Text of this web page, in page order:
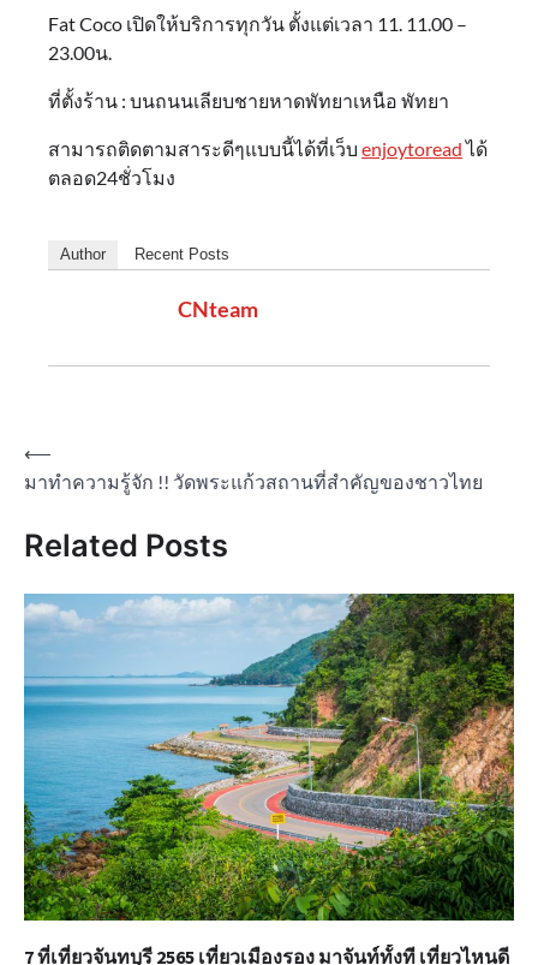
Fat Coco เปิดให้บริการทุกวัน ตั้งแต่เวลา 11. 11.00 –
23.00น.
ที่ตั้งร้าน : บนถนนเลียบชายหาดพัทยาเหนือ พัทยา
สามารถติดตามสาระดีๆแบบนี้ได้ที่เว็บ enjoytoreadได้
ตลอด24ชั่วโมง
Author Recent Posts
CNteam
Post
navigation
⟵
มาทำความรู้จัก !! วัดพระแก้วสถานที่สำคัญของชาวไทย
Related Posts
7 ที่เที่ยวจันทบุรี 2565 เที่ยวเมืองรอง มาจันท์ทั้งที เที่ยวไหนดี